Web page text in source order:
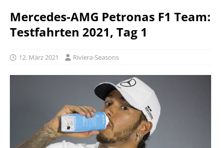
Mercedes-AMG Petronas F1 Team:
Testfahrten 2021, Tag 1
12. März 2021 Riviera-Seasons